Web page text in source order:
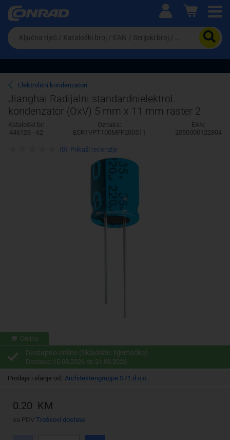
Ova postavka prilagođava asortiman proizvoda i
cijene vašim potrebama.
Pravno lice
Da
biste
potražili
proizvod,
unesite
ključnu
riječ,
kataloški
broj,
EAN
ili
Elektrolitni kondenzatori
Jianghai Radijalni standardnielektrol.
kondenzator (OxV) 5 mm x 11 mm raster 2
Kataloški br:
446126 - 62
Oznaka:
ECR1VPT100MFF200511
EAN:
2050000122804
Online
Dostupno online (Skladište: Njemačka)
Dostava: 15.08.2026 do 21.08.2026
Prodaja i slanje od: Architektengruppe S71 d.o.o.
0.20 KM
sa PDV Troškovi dostave
(0) Prikaži recenzije